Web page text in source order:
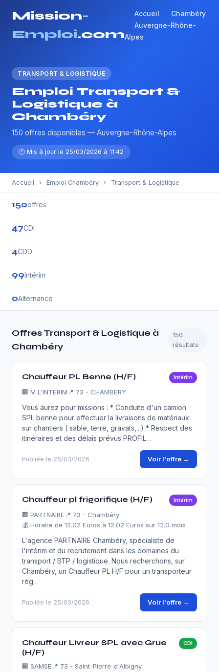
Mission-
Emploi.com
Accueil
Chambéry
Auvergne-Rhône-
Alpes
TRANSPORT & LOGISTIQUE
Emploi Transport &
Logistique à
Chambéry
150 offres disponibles — Auvergne-Rhône-Alpes
🕐 Mis à jour le 25/03/2026 à 11:42
Accueil › Emploi Chambéry › Transport & Logistique
150offres
47CDI
4CDD
99Intérim
0Alternance
Offres Transport & Logistique à
Chambéry
150
résultats
Chauffeur PL Benne (H/F) Intérim
🏢 M L'INTERIM 📍 73 - CHAMBERY
Vous aurez pour missions : * Conduite d'un camion
SPL benne pour effectuer la livraisons de matériaux
sur chantiers ( sable, terre, gravats,...) * Respect des
itinéraires et des délais prévus PROFIL…
Publiée le 25/03/2026 Voir l'offre →
Chauffeur pl frigorifique (H/F) Intérim
🏢 PARTNAIRE 📍 73 - Chambéry
💰 Horaire de 12.02 Euros à 12.02 Euros sur 12.0 mois
L'agence PARTNAIRE Chambéry, spécialiste de
l'intérim et du recrutement dans les domaines du
transport / BTP / logistique. Nous recherchons, sur
Chambéry, un Chauffeur PL H/F pour un transporteur
rég…
Publiée le 25/03/2026 Voir l'offre →
Chauffeur Livreur SPL avec Grue
(H/F)
CDI
🏢 SAMSE 📍 73 - Saint-Pierre-d'Albigny